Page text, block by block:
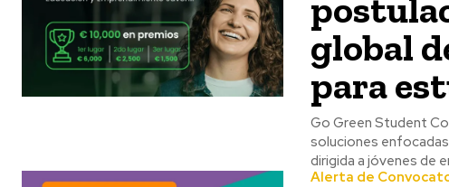
global
para
Go Green Student
soluciones
dirigida a jóvenes de
Alerta de